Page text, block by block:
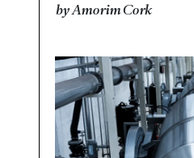
by Amorim Cork